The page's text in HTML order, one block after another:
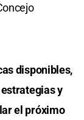
disponibles,
y
el próximo